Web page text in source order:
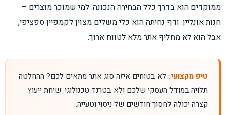
ממוקדים הוא בדרך כלל הבחירה הנכונה. למי שמוכר מוצרים –
חנות אונליין. ודף נחיתה הוא כלי משלים מצוין לקמפיין ספציפי,
אבל הוא לא מחליף אתר מלא לטווח ארוך.
טיפ מקצועי: לא בטוחים איזה סוג אתר מתאים לכם? ההחלטה
תלויה במודל העסקי שלכם ולא בטרנד טכנולוגי. שיחת ייעוץ
קצרה יכולה לחסוך חודשים של ניסוי וטעייה.